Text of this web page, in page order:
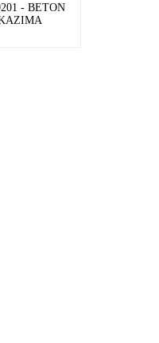
- BETON